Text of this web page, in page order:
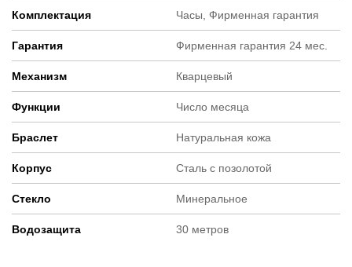
Комплектация Часы, Фирменная гарантия
Гарантия Фирменная гарантия 24 мес.
Механизм Кварцевый
Функции Число месяца
Браслет Натуральная кожа
Корпус Cталь с позолотой
Стекло Минеральное
Водозащита 30 метров